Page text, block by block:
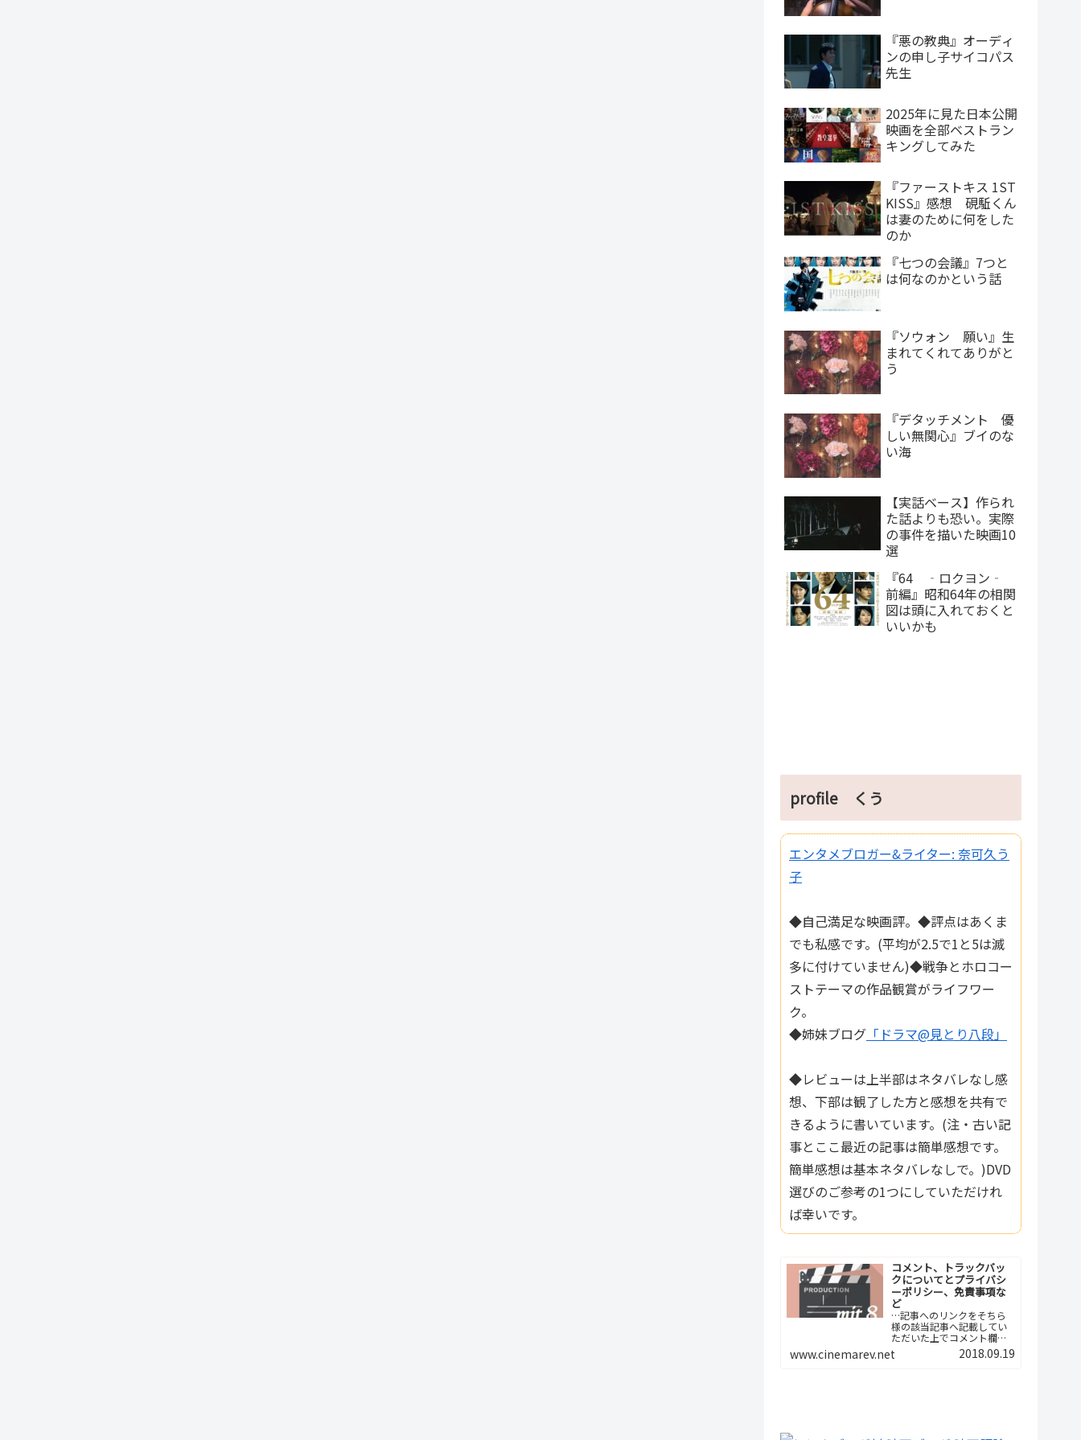
『悪の教典』オーディ
ンの申し子サイコパス
先生
2025年に見た日本公開
映画を全部ベストラン
キングしてみた
『ファーストキス 1ST
KISS』感想 硯駈くん
は妻のために何をした
のか
『七つの会議』7つと
は何なのかという話
『ソウォン 願い』生
まれてくれてありがと
う
『デタッチメント 優
しい無関心』ブイのな
い海
【実話ベース】作られ
た話よりも恐い。実際
の事件を描いた映画10
選
『64 ‐ロクヨン‐
前編』昭和64年の相関
図は頭に入れておくと
いいかも
profile くう
エンタメブロガー&ライター: 奈可久う
子
◆自己満足な映画評。◆評点はあくま
でも私感です。(平均が2.5で1と5は滅
多に付けていません)◆戦争とホロコー
ストテーマの作品観賞がライフワー
ク。
◆姉妹ブログ 「ドラマ@見とり八段」
◆レビューは上半部はネタバレなし感
想、下部は観了した方と感想を共有で
きるように書いています。(注・古い記
事とここ最近の記事は簡単感想です。
簡単感想は基本ネタバレなしで。)DVD
選びのご参考の1つにしていただけれ
ば幸いです。
コメント、トラックバッ
クについてとプライバシ
ーポリシー、免責事項な
ど
…記事へのリンクをそちら
様の該当記事へ記載してい
ただいた上でコメント欄へ
ご報告下さい。つまり、今
後は記事間の相互リンクと
www.cinemarev.net 2018.09.19